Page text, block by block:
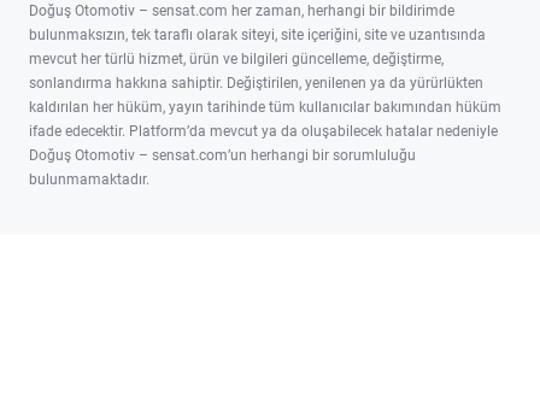
Doğuş Otomotiv – sensat.com her zaman, herhangi bir bildirimde
bulunmaksızın, tek taraflı olarak siteyi, site içeriğini, site ve uzantısında
mevcut her türlü hizmet, ürün ve bilgileri güncelleme, değiştirme,
sonlandırma hakkına sahiptir. Değiştirilen, yenilenen ya da yürürlükten
kaldırılan her hüküm, yayın tarihinde tüm kullanıcılar bakımından hüküm
ifade edecektir. Platform’da mevcut ya da oluşabilecek hatalar nedeniyle
Doğuş Otomotiv – sensat.com’un herhangi bir sorumluluğu
bulunmamaktadır.